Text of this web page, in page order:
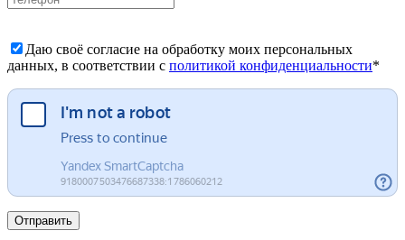
Даю своё согласие на обработку моих персональных
данных, в соответствии с политикой конфиденциальности*
Отправить